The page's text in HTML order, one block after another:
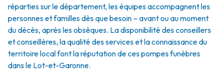
réparties sur le département, les équipes accompagnent les
personnes et familles dès que besoin – avant ou au moment
du décès, après les obsèques. La disponibilité des conseillers
et conseillères, la qualité des services et la connaissance du
territoire local font la réputation de ces pompes funèbres
dans le Lot-et-Garonne.